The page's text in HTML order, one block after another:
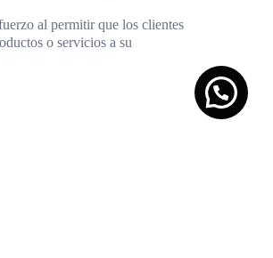
al permitir que los clientes
o servicios a su